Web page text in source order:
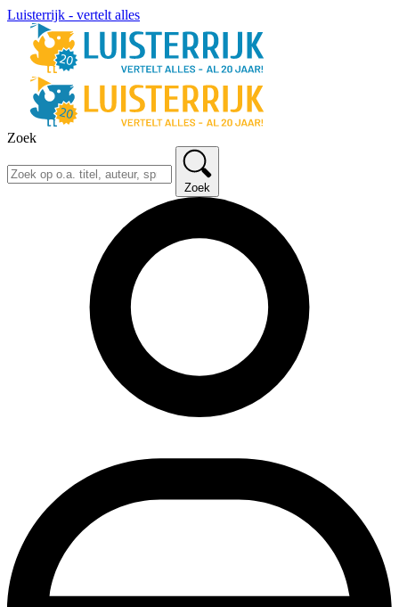
Luisterrijk - vertelt alles
Zoek
Zoek